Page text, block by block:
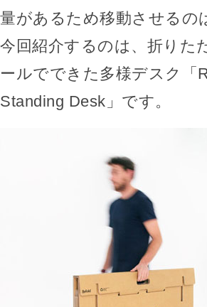
量があるため移動させるの
今回紹介するのは、折りた
ールでできた多様デスク「
Standing Desk」です。